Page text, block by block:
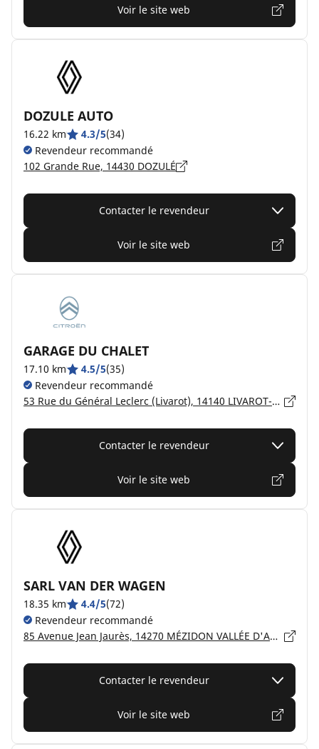
Voir le site web
DOZULE AUTO
16.22 km 4.3/5(34)
Revendeur recommandé
102 Grande Rue, 14430 DOZULÉ
Contacter le revendeur
Voir le site web
GARAGE DU CHALET
17.10 km 4.5/5(35)
Revendeur recommandé
53 Rue du Général Leclerc (Livarot), 14140 LIVAROT-PAYS-D'AUGE
Contacter le revendeur
Voir le site web
SARL VAN DER WAGEN
18.35 km 4.4/5(72)
Revendeur recommandé
85 Avenue Jean Jaurès, 14270 MÉZIDON VALLÉE D'AUGE
Contacter le revendeur
Voir le site web